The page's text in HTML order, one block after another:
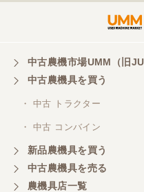
中古農機市場UMM（旧
中古農機具を買う
・ 中古 トラクター
・ 中古 コンバイン
新品農機具を買う
中古農機具を売る
農機具店一覧